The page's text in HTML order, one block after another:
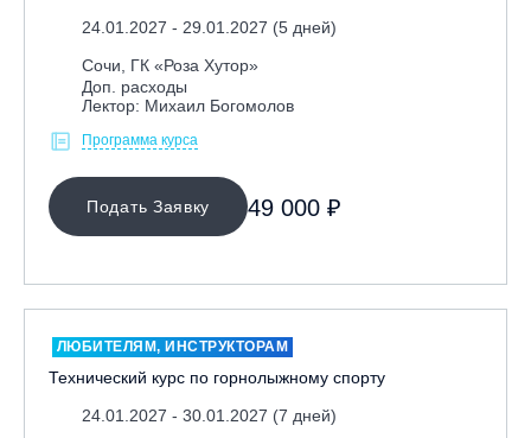
24.01.2027 - 29.01.2027 (5 дней)
Сочи, ГК «Роза Хутор»
Доп. расходы
Лектор: Михаил Богомолов
Программа курса
Подать Заявку 49 000 ₽
ЛЮБИТЕЛЯМ, ИНСТРУКТОРАМ
Технический курс по горнолыжному спорту
24.01.2027 - 30.01.2027 (7 дней)